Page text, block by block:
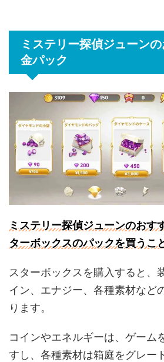
ミステリー探偵ジューン
金パック
ミステリー探偵ジューンのおす
ターボックスのパックを買うこ
スターボックスを購入すると、
イン、エナジー、各種素材など
ります。
コインやエネルギーは、ゲーム
すし、各種素材は箱庭をグレー